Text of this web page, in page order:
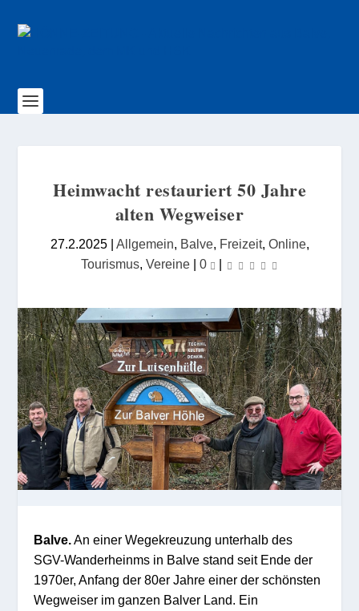
Heimwacht restauriert 50 Jahre
alten Wegweiser
27.2.2025| Allgemein, Balve, Freizeit, Online,
Tourismus, Vereine | 0 |
Balve. An einer Wegekreuzung unterhalb des
SGV-Wanderheinms in Balve stand seit Ende der
1970er, Anfang der 80er Jahre einer der schönsten
Wegweiser im ganzen Balver Land. Ein